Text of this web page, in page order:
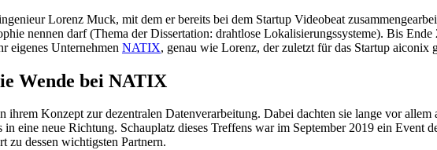
Lorenz Muck, mit dem er bereits bei dem Startup Videobeat
nennen darf (Thema der Dissertation: drahtlose Lokalisierungssysteme). Bis
eigenes Unternehmen NATIX, genau wie Lorenz, der zuletzt für das Startup aiconix
Wende bei NATIX
Konzept zur dezentralen Datenverarbeitung. Dabei dachten sie lange vor
eine neue Richtung. Schauplatz dieses Treffens war im September 2019 ein Event
zu dessen wichtigsten Partnern.